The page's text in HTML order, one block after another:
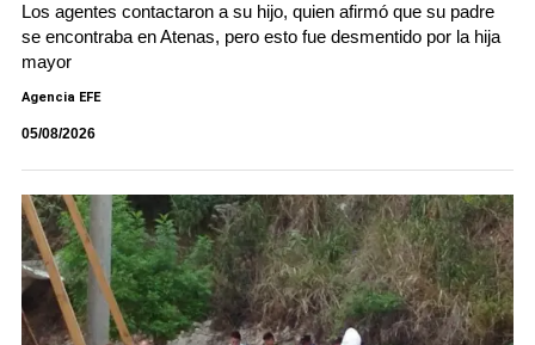
Los agentes contactaron a su hijo, quien afirmó que su padre
se encontraba en Atenas, pero esto fue desmentido por la hija
mayor
Agencia EFE
05/08/2026